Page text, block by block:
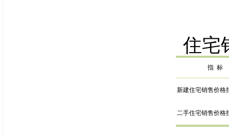
住宅
指 标
新建住宅销售价格
二手住宅销售价格